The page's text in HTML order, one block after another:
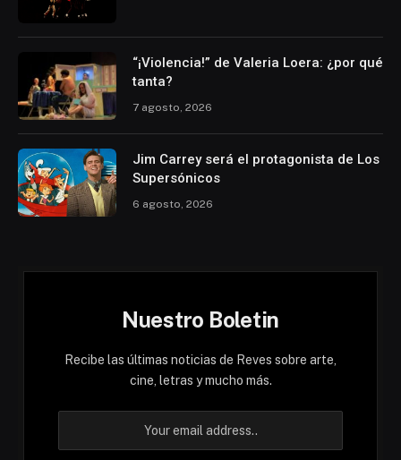
“¡Violencia!” de Valeria Loera: ¿por qué
tanta?
7 agosto, 2026
Jim Carrey será el protagonista de Los
Supersónicos
6 agosto, 2026
Nuestro Boletin
Recibe las últimas noticias de Reves sobre arte,
cine, letras y mucho más.